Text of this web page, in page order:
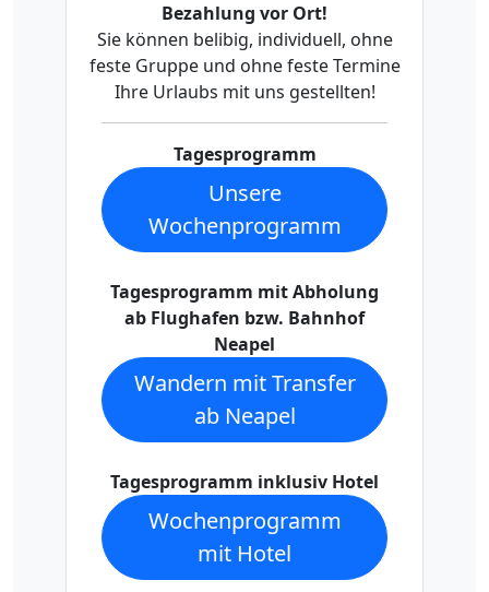
Bezahlung vor Ort!
Sie können belibig, individuell, ohne
feste Gruppe und ohne feste Termine
Ihre Urlaubs mit uns gestellten!
Tagesprogramm
Unsere
Wochenprogramm
Tagesprogramm mit Abholung
ab Flughafen bzw. Bahnhof
Neapel
Wandern mit Transfer
ab Neapel
Tagesprogramm inklusiv Hotel
Wochenprogramm
mit Hotel